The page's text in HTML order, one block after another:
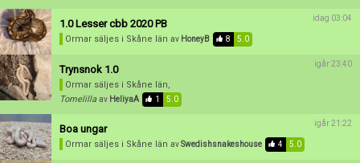
1.0 Lesser cbb 2020 PB
Ormar säljes i Skåne län av HoneyB 8 5.0
idag 03:04
Trynsnok 1.0
Ormar säljes i Skåne län,
Tomelilla av HeliyaA 1 5.0
igår 23:40
Boa ungar
Ormar säljes i Skåne län avSwedishsnakeshouse 4 5.0
igår 21:22
Skapa konto